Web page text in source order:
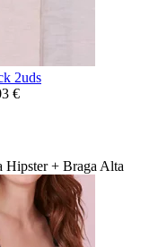
2uds
€
Hipster + Braga Alta